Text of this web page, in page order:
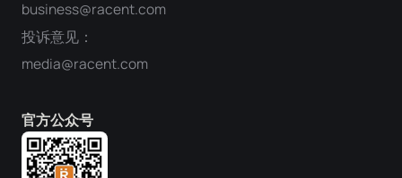
business@racent.com
投诉意见：
media@racent.com
官方公众号